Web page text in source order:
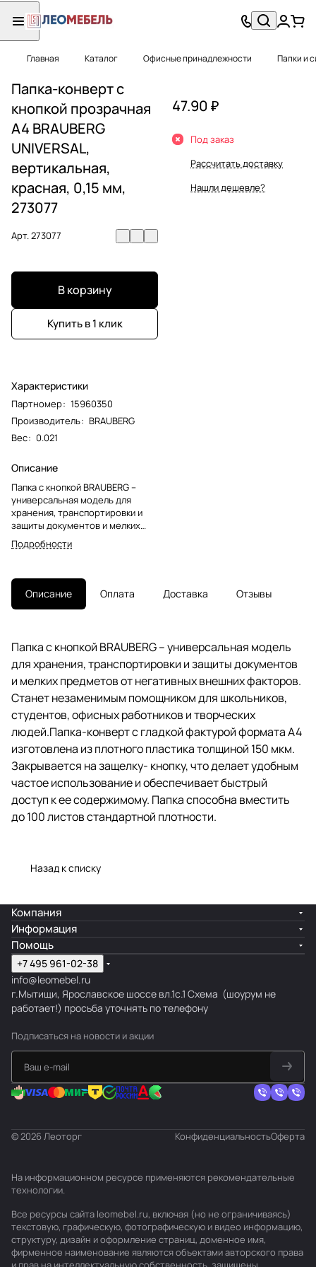
Главная Каталог Офисные принадлежности Папки и
Папка-конверт с
кнопкой прозрачная
А4 BRAUBERG
UNIVERSAL,
вертикальная,
красная, 0,15 мм,
273077
Арт.273077
В корзину
Купить в 1 клик
Характеристики
Партномер: 15960350
Производитель: BRAUBERG
Вес: 0.021
Описание
Папка с кнопкой BRAUBERG –
универсальная модель для
хранения, транспортировки и
защиты документов и мелких
предметов от негативных
внешних факторов. Станет
школьников, студентов, офисных
работников и творческих
людей.Папка-конверт с гладкой
пластика толщиной 150 мкм.
Закрывается на защелку- кнопку,
что делает удобным частое
использование и обеспечивает
быстрый доступ к ее
содержимому. Папка способна
вместить до 100 листов
стандартной плотности.
Подробности
47.90 ₽
Под заказ
Рассчитать доставку
Нашли дешевле?
Описание Оплата Доставка Отзывы
Папка с кнопкой BRAUBERG – универсальная модель
для хранения, транспортировки и защиты документов
и мелких предметов от негативных внешних факторов.
Станет незаменимым помощником для школьников,
студентов, офисных работников и творческих
людей.Папка-конверт с гладкой фактурой формата А4
изготовлена из плотного пластика толщиной 150 мкм.
Закрывается на защелку- кнопку, что делает удобным
частое использование и обеспечивает быстрый
доступ к ее содержимому. Папка способна вместить
до 100 листов стандартной плотности.
Назад к списку
Компания
Информация
Помощь
+7 495 961-02-38
info@leomebel.ru
г.Мытищи, Ярославское шоссе вл.1с.1 Схема (шоурум не
работает!) просьба уточнять по телефону
Подписаться на новости и акции
© 2026 Леоторг КонфиденциальностьОферта
На информационном ресурсе применяются рекомендательные
технологии.
Все ресурсы сайта leomebel.ru, включая (но не ограничиваясь)
текстовую, графическую, фотографическую и видео информацию,
структуру, дизайн и оформление страниц, доменное имя,
фирменное наименование являются объектами авторского права